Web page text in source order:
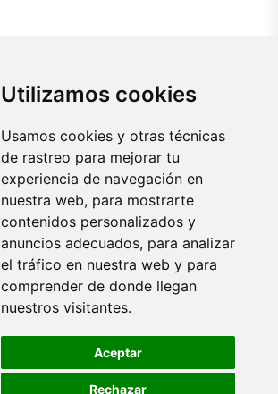
Utilizamos cookies
Usamos cookies y otras técnicas
de rastreo para mejorar tu
experiencia de navegación en
nuestra web, para mostrarte
contenidos personalizados y
anuncios adecuados, para analizar
el tráfico en nuestra web y para
comprender de donde llegan
nuestros visitantes.
Aceptar
Rechazar